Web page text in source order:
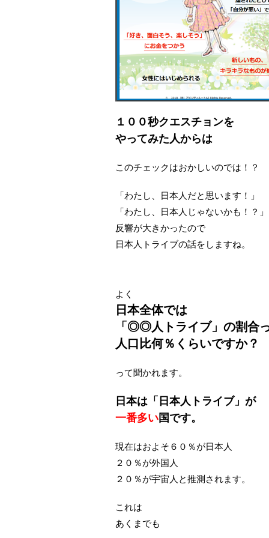
１００秒クエスチョンを
やってみた人からは
このチェックはおかしいのでは！？
「わたし、日本人だと思います！」
「わたし、日本人じゃないかも！？
反響が大きかったので
日本人トライブの話をしますね。
よく
日本全体では
「◎◎人トライブ」の割合
人口比何％くらいですか？
って聞かれます。
日本は「日本人トライブ」が
一番多い国です。
現在はおよそ６０％が日本人
２０％が外国人
２０％が宇宙人と推測されます。
これは
あくまでも